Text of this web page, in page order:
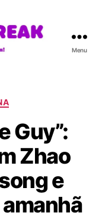
Menu
Guy”:
Zhao
e